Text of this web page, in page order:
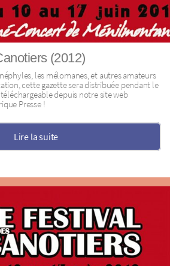
(2012)
les mélomanes, et autres amateurs
cette gazette sera distribuée pendant le
depuis notre site web
Presse !
Lire la suite